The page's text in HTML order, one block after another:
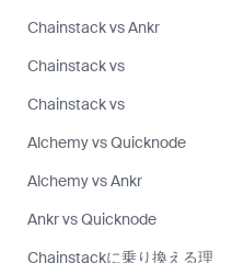
Chainstack vs Ankr
Chainstack vs
Chainstack vs
Alchemy vs Quicknode
Alchemy vs Ankr
Ankr vs Quicknode
Chainstackに乗り換える理